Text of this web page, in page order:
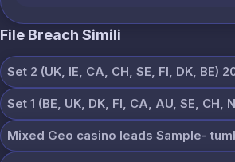
File Breach Simili
Set 2 (UK, IE, CA, CH, SE, FI, DK, BE)
Mixed Geo casino leads Sample-